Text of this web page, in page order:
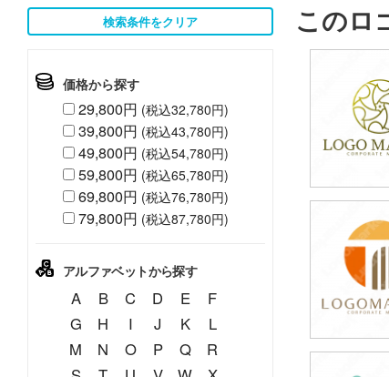
検索条件をクリア
価格から探す
29,800円 (税込32,780円)
39,800円 (税込43,780円)
49,800円 (税込54,780円)
59,800円 (税込65,780円)
69,800円 (税込76,780円)
79,800円 (税込87,780円)
アルファベットから探す
A B C D E
F
G
H I J K
L
M
N O P Q
R
このロ
(税込